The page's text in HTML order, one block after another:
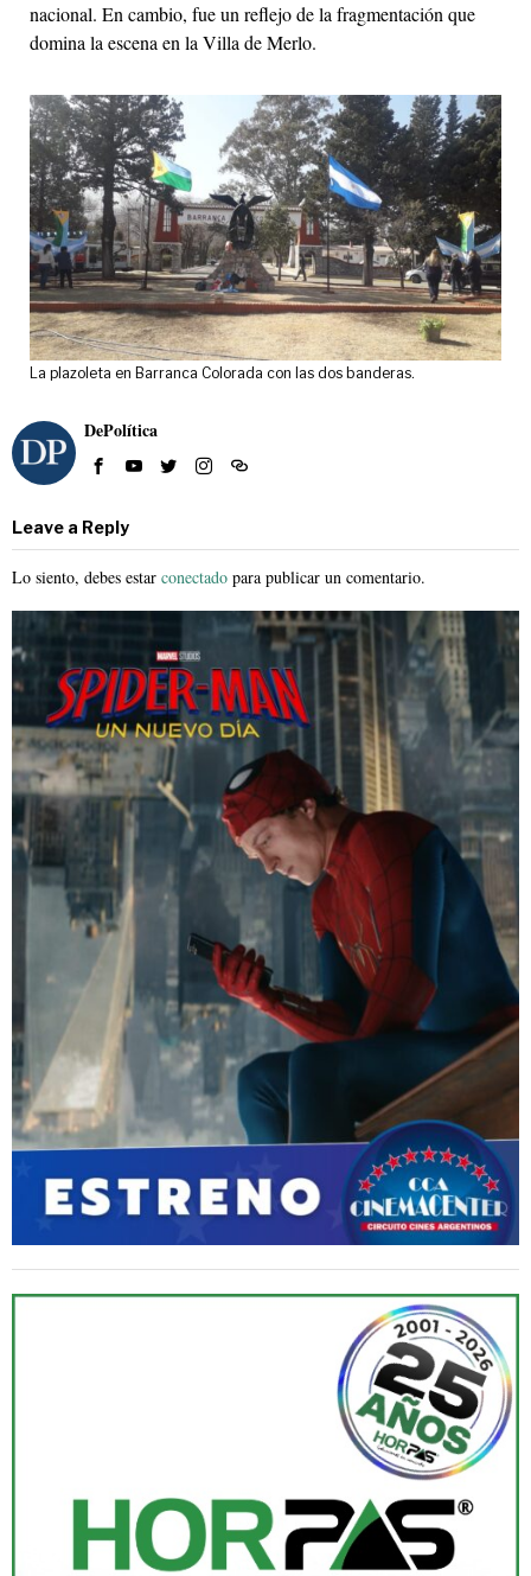
nacional. En cambio, fue un reflejo de la fragmentación que
domina la escena en la Villa de Merlo.
La plazoleta en Barranca Colorada con las dos banderas.
DePolítica
Leave a Reply
Lo siento, debes estar conectado para publicar un comentario.